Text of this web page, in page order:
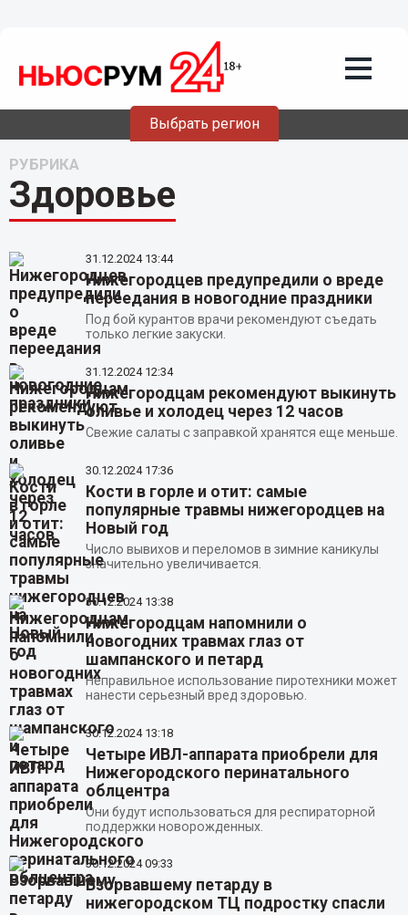
Выбрать регион
РУБРИКА
Здоровье
31.12.2024 13:44
Нижегородцев предупредили о вреде
переедания в новогодние праздники
Под бой курантов врачи рекомендуют съедать
только легкие закуски.
31.12.2024 12:34
Нижегородцам рекомендуют выкинуть
оливье и холодец через 12 часов
Свежие салаты с заправкой хранятся еще меньше.
30.12.2024 17:36
Кости в горле и отит: самые
популярные травмы нижегородцев на
Новый год
Число вывихов и переломов в зимние каникулы
значительно увеличивается.
30.12.2024 13:38
Нижегородцам напомнили о
новогодних травмах глаз от
шампанского и петард
Неправильное использование пиротехники может
нанести серьезный вред здоровью.
30.12.2024 13:18
Четыре ИВЛ-аппарата приобрели для
Нижегородского перинатального
облцентра
Они будут использоваться для респираторной
поддержки новорожденных.
30.12.202409:33
Взорвавшему петарду в
нижегородском ТЦ подростку спасли